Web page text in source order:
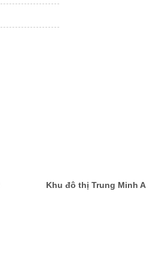
Khu đô thị Trung Minh A